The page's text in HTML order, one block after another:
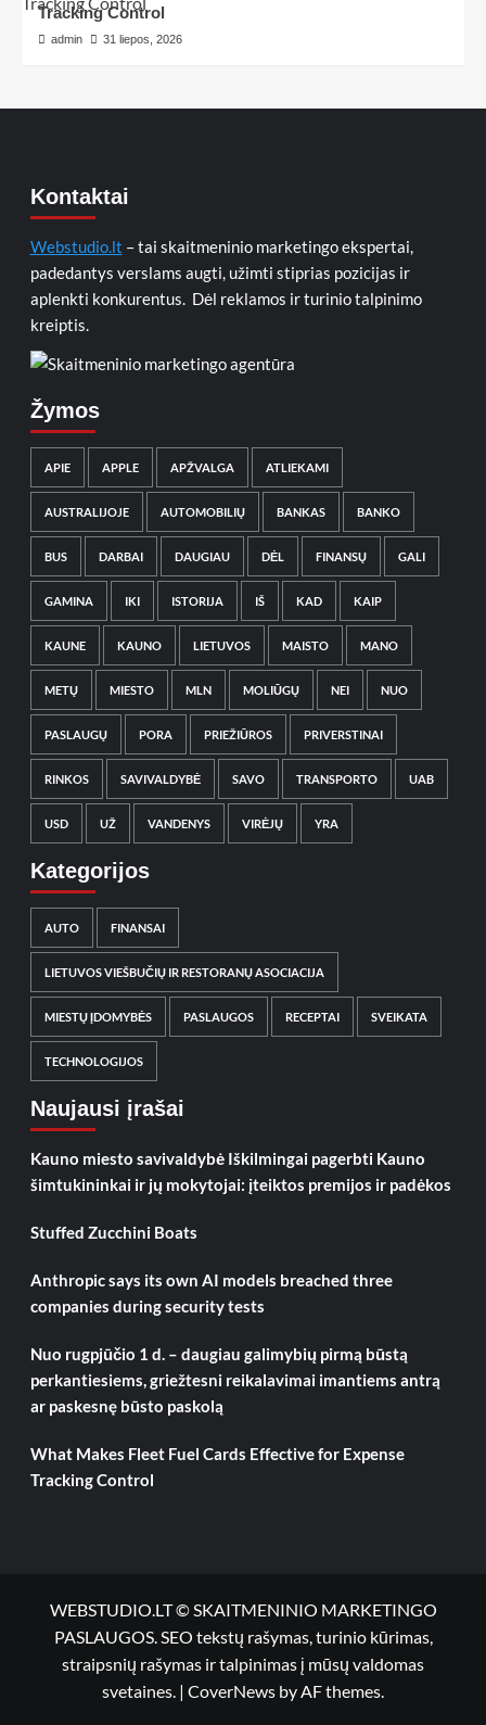
Tracking Control
admin 31 liepos, 2026
Kontaktai
Webstudio.lt – tai skaitmeninio marketingo ekspertai,
padedantys verslams augti, užimti stiprias pozicijas ir
aplenkti konkurentus. Dėl reklamos ir turinio talpinimo
kreiptis.
Žymos
APIE APPLE APŽVALGA ATLIEKAMI
AUSTRALIJOJE AUTOMOBILIŲ BANKAS BANKO
BUS DARBAI DAUGIAU DĖL FINANSŲ GALI
GAMINA IKI ISTORIJA IŠ KAD KAIP
KAUNE KAUNO LIETUVOS MAISTO MANO
METŲ MIESTO MLN MOLIŪGŲ NEI NUO
PASLAUGŲ PORA PRIEŽIŪROS PRIVERSTINAI
RINKOS SAVIVALDYBĖ SAVO TRANSPORTO UAB
USD UŽ VANDENYS VIRĖJŲ YRA
Kategorijos
AUTO FINANSAI
LIETUVOS VIEŠBUČIŲ IR RESTORANŲ ASOCIACIJA
MIESTŲ ĮDOMYBĖS PASLAUGOS RECEPTAI SVEIKATA
TECHNOLOGIJOS
Naujausi įrašai
Kauno miesto savivaldybė Iškilmingai pagerbti Kauno
šimtukininkai ir jų mokytojai: įteiktos premijos ir padėkos
Stuffed Zucchini Boats
Anthropic says its own AI models breached three
companies during security tests
Nuo rugpjūčio 1 d. – daugiau galimybių pirmą būstą
perkantiesiems, griežtesni reikalavimai imantiems antrą
ar paskesnę būsto paskolą
What Makes Fleet Fuel Cards Effective for Expense
Tracking Control
WEBSTUDIO.LT © SKAITMENINIO MARKETINGO
PASLAUGOS. SEO tekstų rašymas, turinio kūrimas,
straipsnių rašymas ir talpinimas į mūsų valdomas
svetaines. | CoverNews by AF themes.